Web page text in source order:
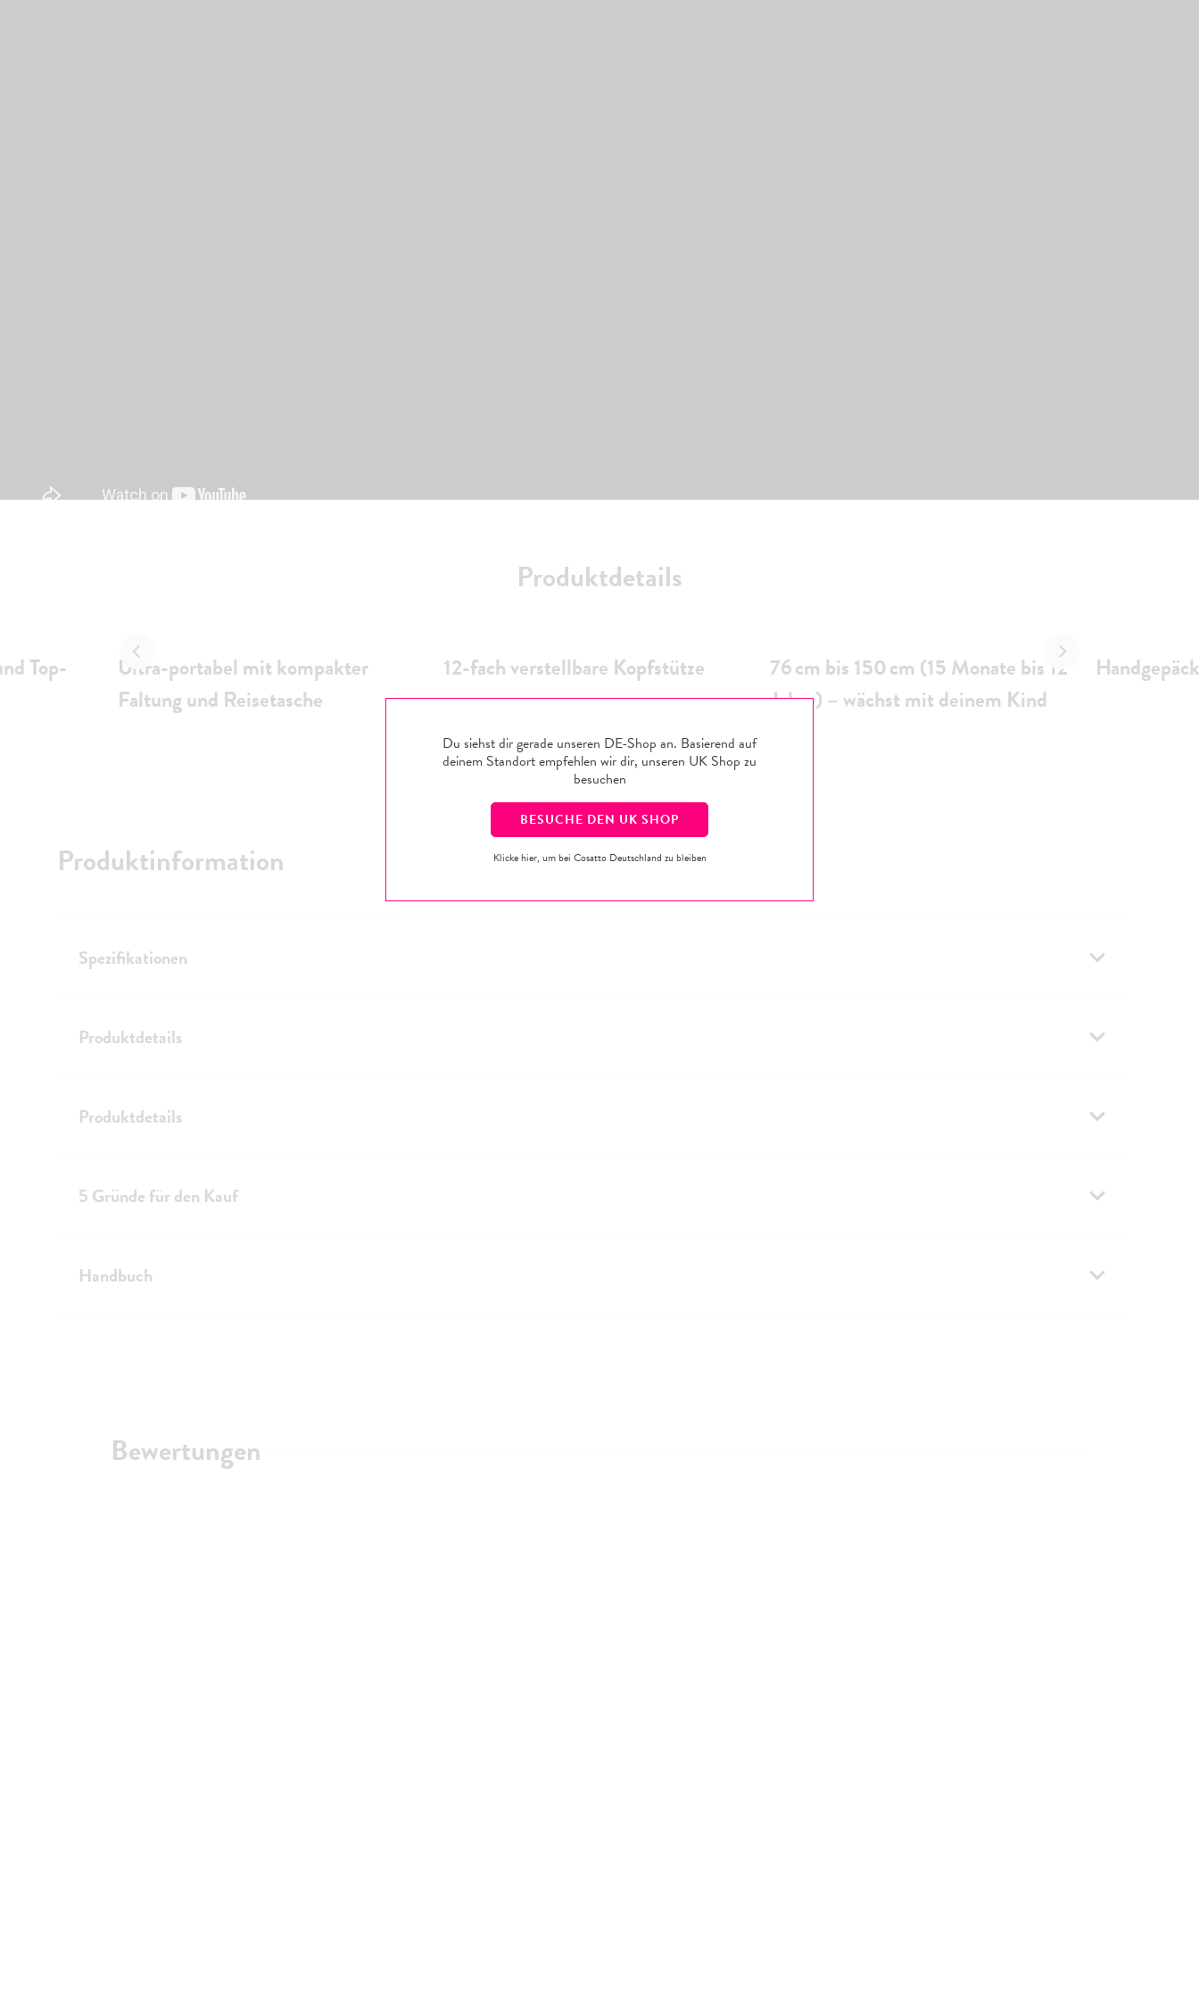
Du siehst dir gerade unseren DE-Shop an. Basierend auf
deinem Standort empfehlen wir dir, unseren UK Shop zu
besuchen
BESUCHE DEN UK SHOP
Klicke hier, um bei Cosatto Deutschland zu bleiben
Produktdetails
12-fach verstellbare Kopfstütze
76 cm bis 150 cm (15 Monate bis 12
Jahre) – wächst mit deinem Kind
Top-
Ultra-portabel mit kompakter
Faltung und Reisetasche
Produktinformation
Spezifikationen
Produktdetails
Produktdetails
5 Gründe für den Kauf
Handbuch
Bewertungen